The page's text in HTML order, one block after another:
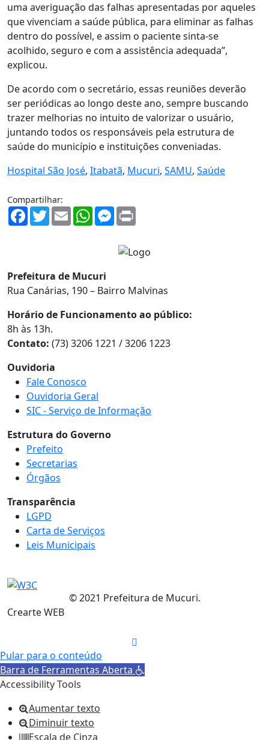
uma averiguação das falhas apresentadas por aqueles
que vivenciam a saúde pública, para eliminar as falhas
dentro do possível, e assim o paciente sinta-se
acolhido, seguro e com a assistência adequada”,
explicou.
De acordo com o secretário, essas reuniões deverão
ser periódicas ao longo deste ano, sempre buscando
trazer melhorias no intuito de valorizar o usuário,
juntando todos os responsáveis pela estrutura de
saúde do município e instituições conveniadas.
Hospital São José, Itabatã, Mucuri, SAMU, Saúde
Compartilhar:
Facebook
TwitterEmailWhatsAppMessenger
Prefeitura de Mucuri
Rua Canárias, 190 – Bairro Malvinas
Horário de Funcionamento ao público:
8h às 13h.
Contato: (73) 3206 1221 / 3206 1223
Ouvidoria
Fale Conosco
Ouvidoria Geral
SIC - Serviço de Informação
Estrutura do Governo
Prefeito
Secretarias
Órgãos
Transparência
LGPD
Carta de Serviços
Leis Municipais
© 2021 Prefeitura de Mucuri.
Crearte WEB
Pular para o conteúdo
Barra de Ferramentas Aberta
Accessibility Tools
Aumentar texto
Diminuir texto
Escala de Cinza